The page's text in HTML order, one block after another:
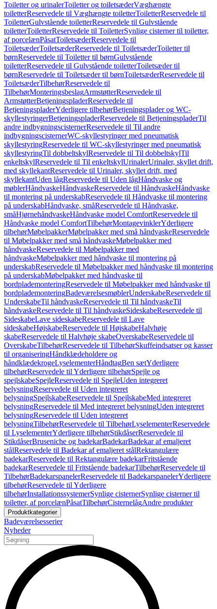
Toiletter og urinalerToiletter og toiletsæderVæghængte
toiletterReservedele til Væghængte toiletterToiletterReservedele til
ToiletterGulvstående toiletterReservedele til Gulvstående
toiletterToiletterReservedele til ToiletterSynlige cisterner til toiletter,
af porcelænPåsatToiletsæderReservedele til
ToiletsæderToiletsæderReservedele til ToiletsæderToiletter til
børnReservedele til Toiletter til børnGulvstående
toiletterReservedele til Gulvstående toiletterToiletsæder til
børnReservedele til Toiletsæder til børnToiletsæderReservedele til
ToiletsæderTilbehørReservedele til
TilbehørMonteringsbeslagArmstøtterReservedele til
ArmstøtterBetjeningspladerReservedele til
BetjeningspladerYderligere tilbehørBetjeningsplader og WC-
skyllestyringerBetjeningspladerReservedele til BetjeningspladerTil
andre indbygningscisternerReservedele til Til andre
indbygningscisternerWC-skyllestyringer med pneumatisk
skyllestyringReservedele til WC-skyllestyringer med pneumatisk
skyllestyringTil dobbeltskylReservedele til Til dobbeltskylTil
enkeltskylReservedele til Til enkeltskylUrinalerUrinaler, skyllet drift,
med skyllekantReservedele til Urinaler, skyllet drift, med
skyllekantUden lågReservedele til Uden lågHåndvaske og
møblerHåndvaskeHåndvaskeReservedele til HåndvaskeHåndvaske
til montering på underskabReservedele til Håndvaske til montering
på underskabHåndvaske, småReservedele til Håndvaske,
småHjørnehåndvaskeHåndvaske model ComfortReservedele til
Håndvaske model ComfortTilbehørMontagevinklerYderligere
tilbehørMøbelpakkerMøbelpakker med små håndvaskeReservedele
til Møbelpakker med små håndvaskeMøbelpakker med
håndvaskeReservedele til Møbelpakker med
håndvaskeMøbelpakker med håndvaske til montering på
underskabReservedele til Møbelpakker med håndvaske til montering
på underskabMøbelpakker med håndvaske til
bordplademonteringReservedele til Møbelpakker med håndvaske til
bordplademonteringBadeværelsesmøblerUnderskabeReservedele til
UnderskabeTil håndvaskeReservedele til Til håndvaskeTil
håndvaskeReservedele til Til håndvaskeSideskabeReservedele til
SideskabeLave sideskabeReservedele til Lave
sideskabeHøjskabeReservedele til HøjskabeHalvhøje
skabeReservedele til Halvhøje skabeOverskabeReservedele til
OverskabeTilbehørReservedele til TilbehørSkuffeindsatser og kasser
til organiseringHåndklædeholdere og
håndklædekrogeLyselementerHåndtagBen sætYderligere
tilbehørReservedele til Yderligere tilbehørSpejle og
spejlskabeSpejleReservedele til SpejleUden integreret
belysningReservedele til Uden integreret
belysningSpejlskabeReservedele til SpejlskabeMed integreret
belysningReservedele til Med integreret belysningUden integreret
belysningReservedele til Uden integreret
belysningTilbehørReservedele til TilbehørLyselementerReservedele
til LyselementerYderligere tilbehørStikdåserReservedele til
StikdåserBruseniche og badekarBadekarBadekar af emaljeret
stålReservedele til Badekar af emaljeret stålRektangulære
badekarReservedele til Rektangulære badekarFritstående
badekarReservedele til Fritstående badekarTilbehørReservedele til
TilbehørBadekarspanelerReservedele til BadekarspanelerYderligere
tilbehørReservedele til Yderligere
tilbehørInstallationssystemerSynlige cisternerSynlige cisterner til
toiletter, af porcelænPåsatTilbehørCisternelågAndre produkter
Produktkategorier
Badeværelsesserier
Nyheder